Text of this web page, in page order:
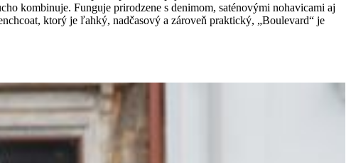
kombinuje. Funguje prirodzene s denimom, saténovými nohavicami aj
ktorý je ľahký, nadčasový a zároveň praktický, „Boulevard“ je